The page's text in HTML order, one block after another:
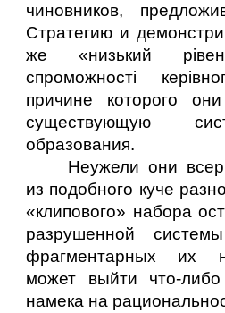
чиновников,
Стратегию и
же «низький
спроможності
причине которого
существующую
образования.
Неужели они
из подобного куче
«клипового» набора
разрушенной
фрагментарных их
может выйти что-
намека на